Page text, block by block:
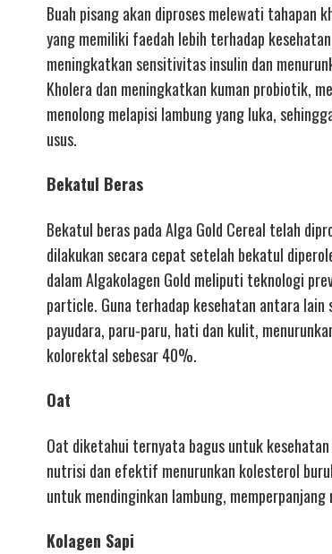
Buah pisang akan diproses melewati tahapan
yang memiliki faedah lebih terhadap
meningkatkan sensitivitas insulin dan
Kholera dan meningkatkan kuman probiotik,
menolong melapisi lambung yang luka,
usus.
Bekatul Beras
Bekatul beras pada Alga Gold Cereal telah
dilakukan secara cepat setelah bekatul
dalam Algakolagen Gold meliputi teknologi
particle. Guna terhadap kesehatan antara
payudara, paru-paru, hati dan kulit,
kolorektal sebesar 40%.
Oat
Oat diketahui ternyata bagus untuk
nutrisi dan efektif menurunkan kolesterol
untuk mendinginkan lambung,
Kolagen Sapi